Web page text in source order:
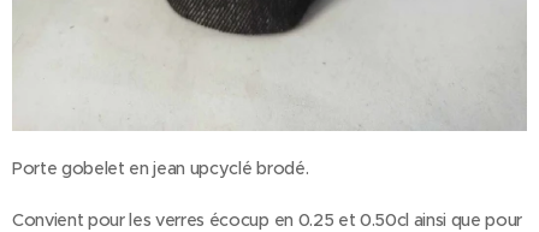
Porte gobelet en jean upcyclé brodé.
Convient pour les verres écocup en 0.25 et 0.50cl ainsi que pour